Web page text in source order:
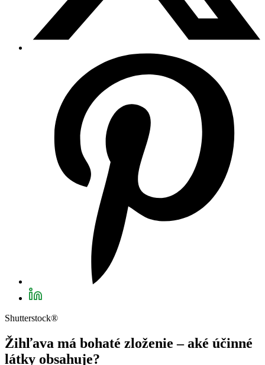
Shutterstock®
Žihľava má bohaté zloženie – aké účinné
látky obsahuje?